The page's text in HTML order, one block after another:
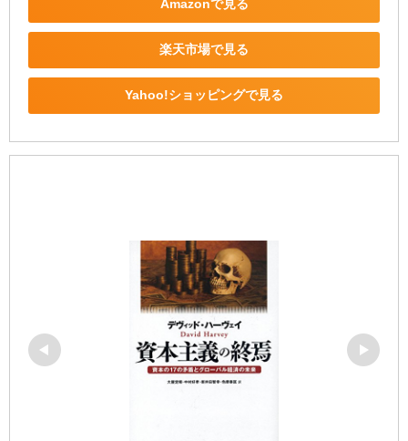
Amazonで見る
楽天市場で見る
Yahoo!ショッピングで見る